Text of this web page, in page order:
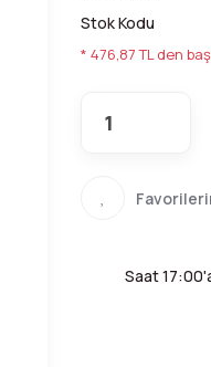
Stok Kodu
* 476,87 TL den
Saat